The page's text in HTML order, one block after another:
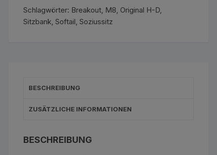
ab
2018
Schlagwörter: Breakout, M8, Original H-D,
Sitzbank,Softail,Soziussitz
BESCHREIBUNG
ZUSÄTZLICHE INFORMATIONEN
BESCHREIBUNG